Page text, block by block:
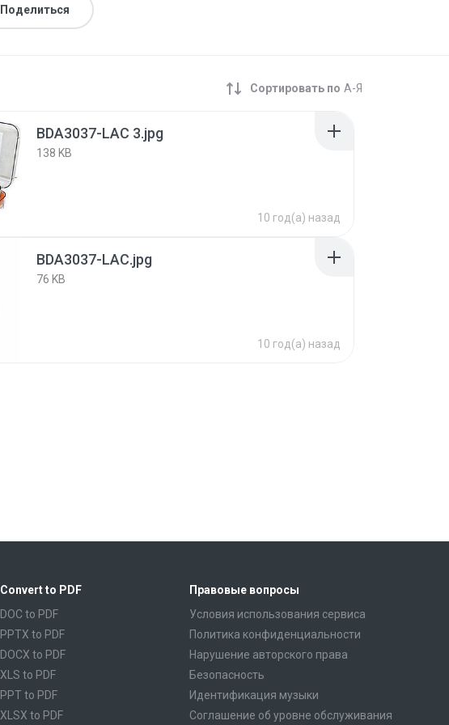
Поделиться
Сортировать по А-Я
BDA3037-LAC 3.jpg
138 KB
10 год(а) назад
BDA3037-LAC.jpg
76 KB
10 год(а) назад
Convert to PDF
DOC to PDF
PPTX to PDF
DOCX to PDF
XLS to PDF
PPT to PDF
XLSX to PDF
Правовые вопросы
Условия использования сервиса
Политика конфиденциальности
Нарушение авторского права
Безопасность
Идентификация музыки
Соглашение об уровне обслуживания